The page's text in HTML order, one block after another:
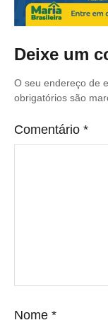
Deixe um
O seu endereço de
obrigatórios são
Comentário *
Nome *